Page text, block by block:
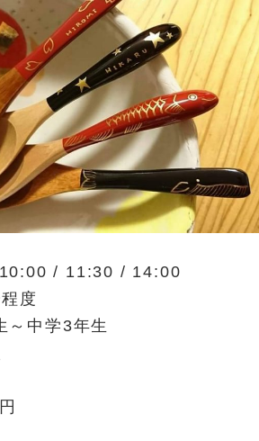
/ 11:30 / 14:00
度
中学3年生